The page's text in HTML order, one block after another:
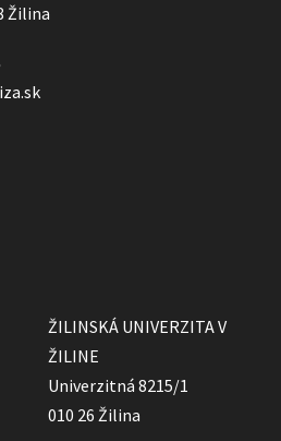
Žilina
ŽILINSKÁ UNIVERZITA V
ŽILINE
Univerzitná 8215/1
010 26 Žilina